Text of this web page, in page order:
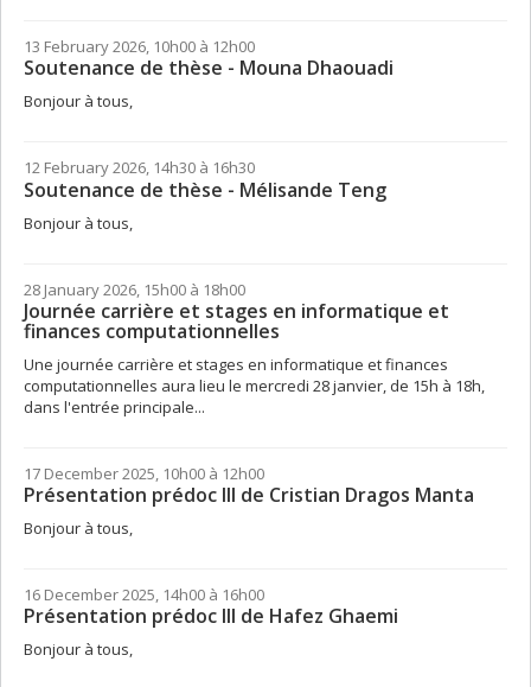
13 February 2026, 10h00 à 12h00
Soutenance de thèse - Mouna Dhaouadi
Bonjour à tous,
12 February 2026, 14h30 à 16h30
Soutenance de thèse - Mélisande Teng
Bonjour à tous,
28 January 2026, 15h00 à 18h00
Journée carrière et stages en informatique et
finances computationnelles
Une journée carrière et stages en informatique et finances
computationnelles aura lieu le mercredi 28 janvier, de 15h à 18h,
dans l'entrée principale...
17 December 2025, 10h00 à 12h00
Présentation prédoc III de Cristian Dragos Manta
Bonjour à tous,
16 December 2025, 14h00 à 16h00
Présentation prédoc III de Hafez Ghaemi
Bonjour à tous,